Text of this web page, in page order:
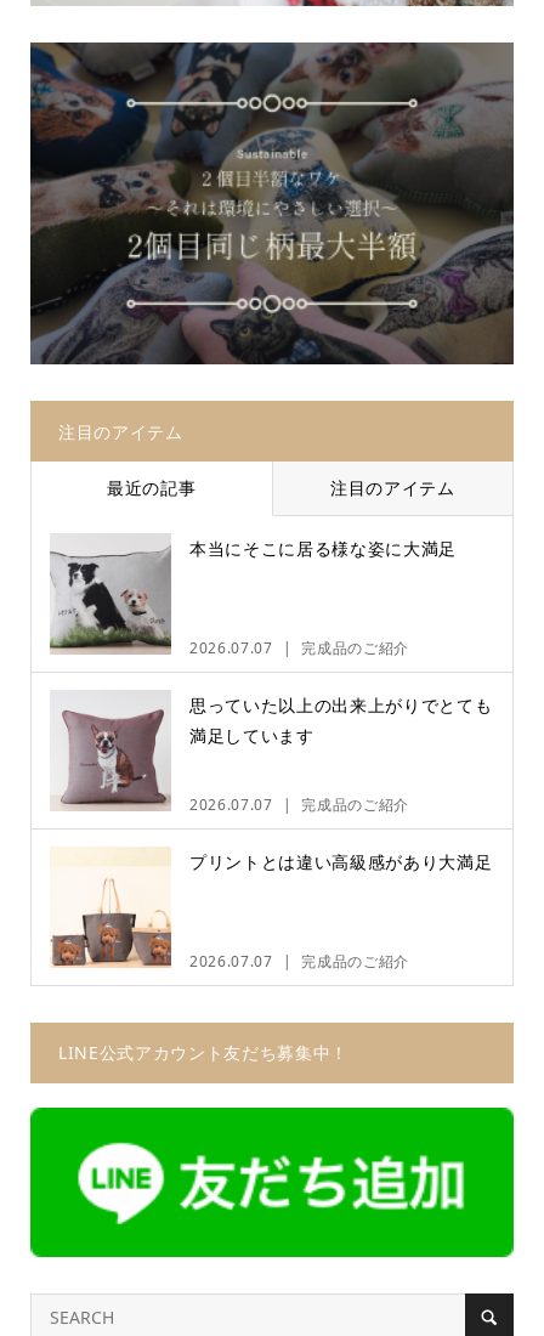
注目のアイテム
最近の記事 注目のアイテム
本当にそこに居る様な姿に大満足
2026.07.07 完成品のご紹介
思っていた以上の出来上がりでとても
満足しています
2026.07.07 完成品のご紹介
プリントとは違い高級感があり大満足
2026.07.07 完成品のご紹介
LINE公式アカウント友だち募集中！